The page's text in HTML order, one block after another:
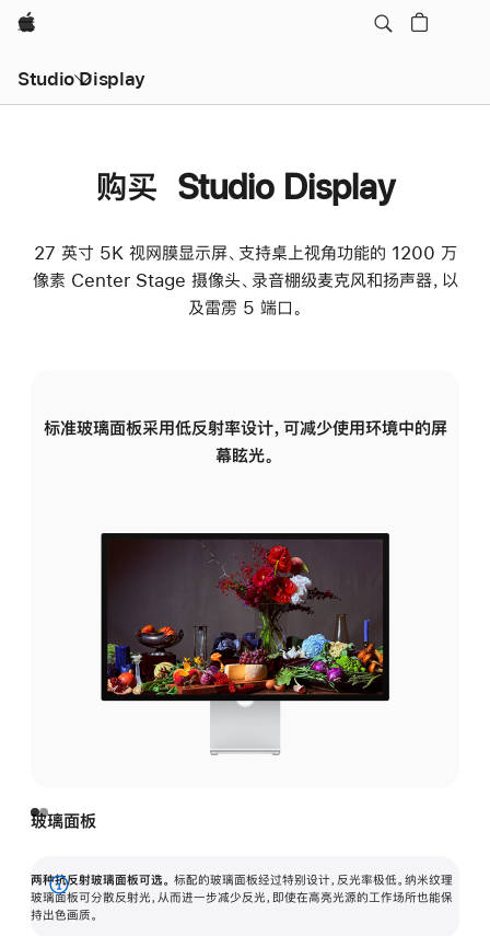
Apple
Studio Display
购买 Studio Display
27 英寸 5K 视网膜显示屏、支持桌上视角功能的 1200 万
像素 Center Stage 摄像头、录音棚级麦克风和扬声器，以
及雷雳 5 端口。
标准玻璃面板采用低反射率设计，可减少使用环境中的屏
幕眩光。
玻璃面板
两种抗反射玻璃面板可选。 标配的玻璃面板经过特别设计，反光率极低。纳米纹理
玻璃面板可分散反射光，从而进一步减少反光，即使在高亮光源的工作场所也能保
持出色画质。
展
开